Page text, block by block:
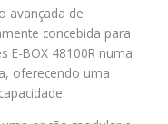
avançada de
concebida para
E-BOX 48100R numa
oferecendo uma